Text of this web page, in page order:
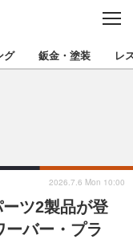
C
S
E
ップを地域から探す
北陸
関西
グ 鈑金・塗装 レ
ツ2製品が登
バー・プラ
2026.7.6 Mon 10:00